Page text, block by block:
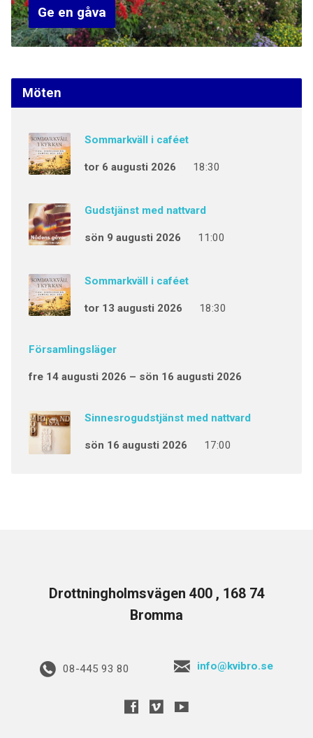
Ge en gåva
Möten
Sommarkväll i caféet
tor 6 augusti 2026 18:30
Gudstjänst med nattvard
sön 9 augusti 2026 11:00
Sommarkväll i caféet
tor 13 augusti 2026 18:30
Församlingsläger
fre 14 augusti 2026 – sön 16 augusti 2026
Sinnesrogudstjänst med nattvard
sön 16 augusti 2026 17:00
Drottningholmsvägen 400 , 168 74
Bromma
08-445 93 80 info@kvibro.se